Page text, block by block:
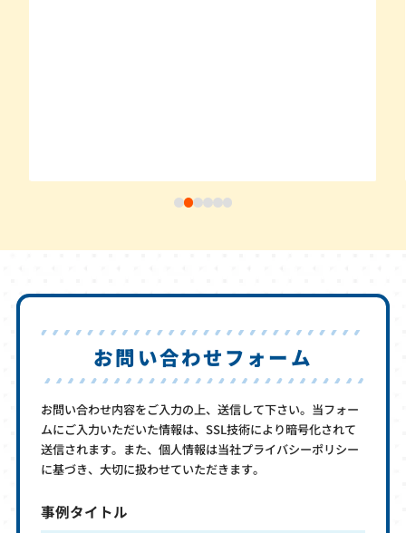
お問い合わせフォーム
お問い合わせ内容をご入力の上、送信して下さい。当フォー
ムにご入力いただいた情報は、SSL技術により暗号化されて
送信されます。また、個人情報は当社プライバシーポリシー
に基づき、大切に扱わせていただきます。
事例タイトル